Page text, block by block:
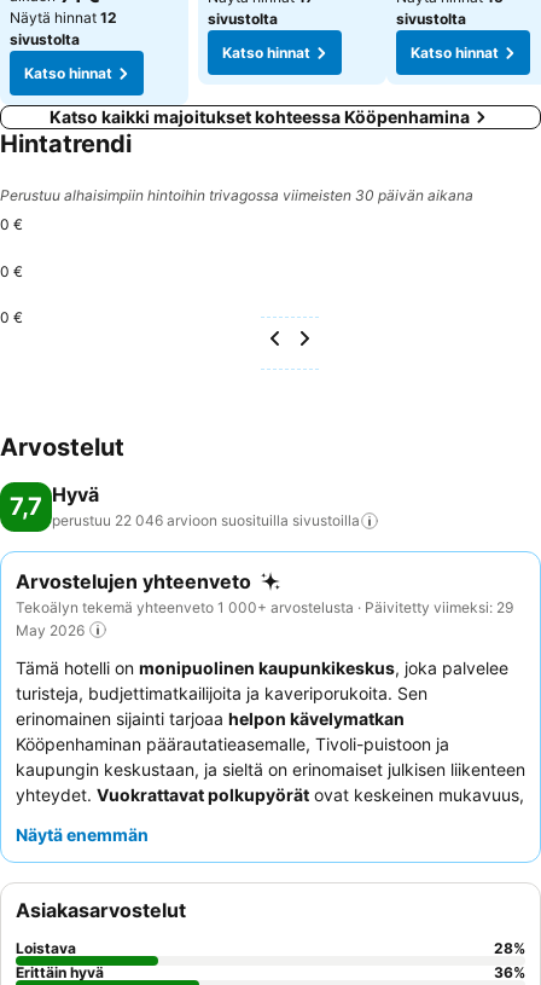
Näytä hinnat 12
sivustolta
Katso hinnat
sivustolta
Katso hinnat
sivustolta
Katso hinnat
Katso kaikki majoitukset kohteessa Kööpenhamina
Hintatrendi
Perustuu alhaisimpiin hintoihin trivagossa viimeisten 30 päivän aikana
0 €
0 €
0 €
Arvostelut
7,7 Hyvä
perustuu 22 046 arvioon suosituilla sivustoilla
Arvostelujen yhteenveto
Tekoälyn tekemä yhteenveto 1 000+ arvostelusta · Päivitetty viimeksi: 29
May 2026
Tämä hotelli on monipuolinen kaupunkikeskus, joka palvelee
turisteja, budjettimatkailijoita ja kaveriporukoita. Sen
erinomainen sijainti tarjoaa helpon kävelymatkan
Kööpenhaminan päärautatieasemalle, Tivoli-puistoon ja
kaupungin keskustaan, ja sieltä on erinomaiset julkisen liikenteen
yhteydet. Vuokrattavat polkupyörät ovat keskeinen mukavuus,
kehuvat jatkuvasti
kaipaat rauhallisempaa kokemusta, harkitse huoneen
pyytämistä puutarhan puolelta.
Näytä enemmän
Asiakasarvostelut
Loistava 28%
Erittäin hyvä
36%